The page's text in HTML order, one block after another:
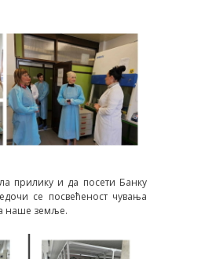
прилику и да посети Банку
се посвећеност чувања
наше земље.